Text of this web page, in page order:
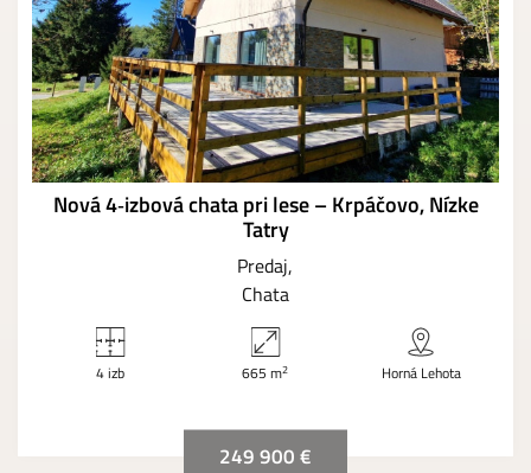
Nová 4‑izbová chata pri lese – Krpáčovo, Nízke
Tatry
Predaj
Chata
4 izb 665 m2 Horná Lehota
249 900 €